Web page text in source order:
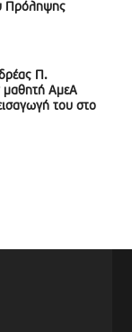
Πρόληψης
Π.
μαθητή ΑμεΑ
του στο